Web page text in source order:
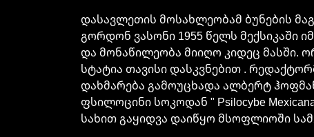
დასავლეთის მოსახლეობამ ბუნების
გორდონ ვასონი 1955 წელს მექსიკაში
და მონაწილეობა მიიღო კიდეც მასში.
სტატია თავისი დასკვნებით .
დახმარება გამოუცხადა ალბერტ
ფსილოცინი სოკოდან " Psilocybe
სახით გაყიდვა დაიწყო მსოფლიოში